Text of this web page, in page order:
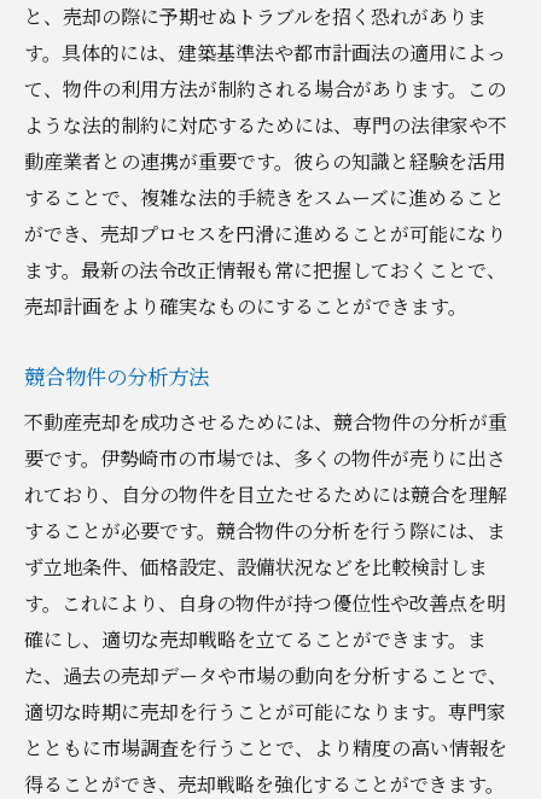
と、売却の際に予期せぬトラブルを招く恐れがありま
す。具体的には、建築基準法や都市計画法の適用によっ
て、物件の利用方法が制約される場合があります。この
ような法的制約に対応するためには、専門の法律家や不
動産業者との連携が重要です。彼らの知識と経験を活用
することで、複雑な法的手続きをスムーズに進めること
ができ、売却プロセスを円滑に進めることが可能になり
ます。最新の法令改正情報も常に把握しておくことで、
売却計画をより確実なものにすることができます。
競合物件の分析方法
不動産売却を成功させるためには、競合物件の分析が重
要です。伊勢崎市の市場では、多くの物件が売りに出さ
れており、自分の物件を目立たせるためには競合を理解
することが必要です。競合物件の分析を行う際には、ま
ず立地条件、価格設定、設備状況などを比較検討しま
す。これにより、自身の物件が持つ優位性や改善点を明
確にし、適切な売却戦略を立てることができます。ま
た、過去の売却データや市場の動向を分析することで、
適切な時期に売却を行うことが可能になります。専門家
とともに市場調査を行うことで、より精度の高い情報を
得ることができ、売却戦略を強化することができます。